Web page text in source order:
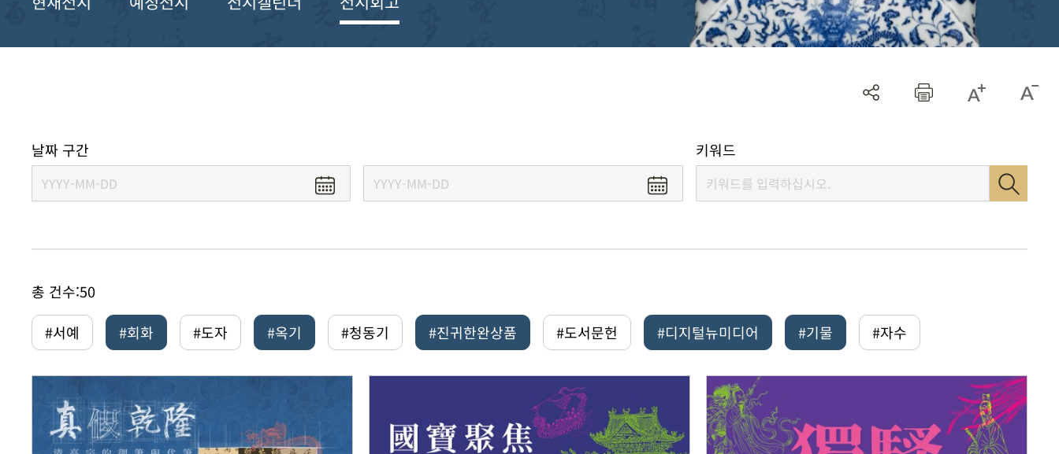
날짜 구간 키워드
총 건수:50
#서예
#회화 #도자 #옥기 #청동기 #진귀한완상품 #도서문헌 #디지털뉴미디어 #기물 #자수